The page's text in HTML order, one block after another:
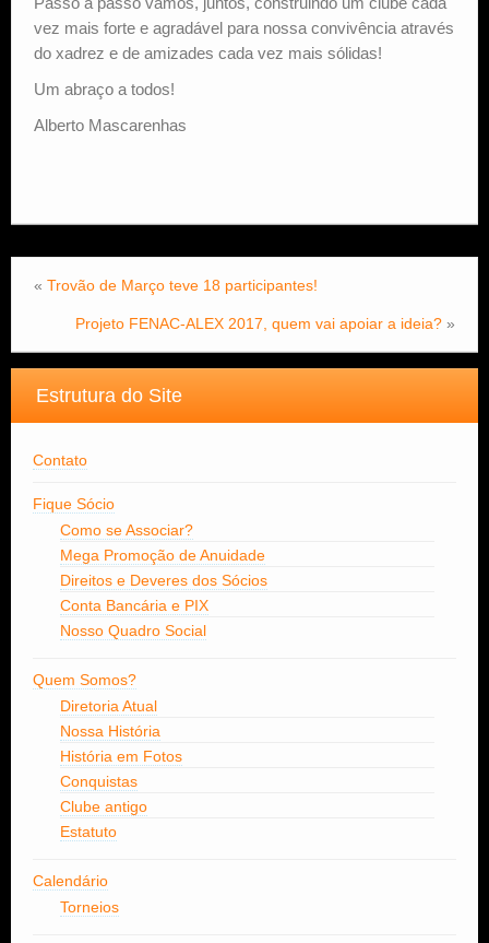
vez mais forte e agradável para nossa convivência através
do xadrez e de amizades cada vez mais sólidas!
Um abraço a todos!
Alberto Mascarenhas
« Trovão de Março teve 18 participantes!
Projeto FENAC-ALEX 2017, quem vai apoiar a ideia? »
Estrutura do Site
Contato
Fique Sócio
Como se Associar?
Mega Promoção de Anuidade
Direitos e Deveres dos Sócios
Conta Bancária e PIX
Nosso Quadro Social
Quem Somos?
Diretoria Atual
Nossa História
História em Fotos
Conquistas
Clube antigo
Estatuto
Calendário
Torneios